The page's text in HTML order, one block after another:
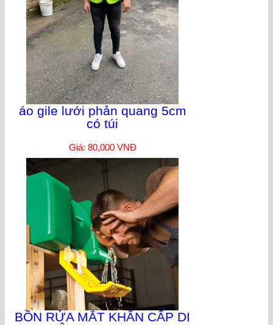
áo gile lưới phản quang 5cm
có túi
Giá: 80,000 VNĐ
BỒN RỬA MẮT KHẨN CẤP DI